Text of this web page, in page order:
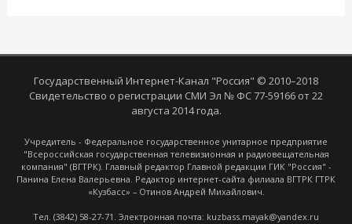
Государственный Интернет-Канал "Россия" © 2010–2018
Свидетельство о регистрации СМИ Эл № ФС 77-59166 от 22
августа 2014 года.
Учредитель - Федеральное государственное унитарное предприятие
"Всероссийская государственная телевизионная и радиовещательная
компания" (ВГТРК). Главный редактор Главной редакции ГИК "Россия" -
Панина Елена Валерьевна. Редактор интернет-сайта филиала ВГТРК ГТРК
«Кузбасс» – Отинов Андрей Михайлович.
Тел. (3842) 58-27-71. Электронная почта: kuzbass.mayak@yandex.ru